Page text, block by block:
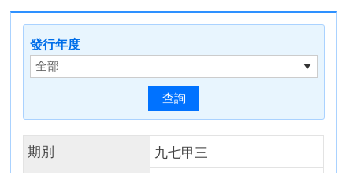
發行年度
期別
九七甲三